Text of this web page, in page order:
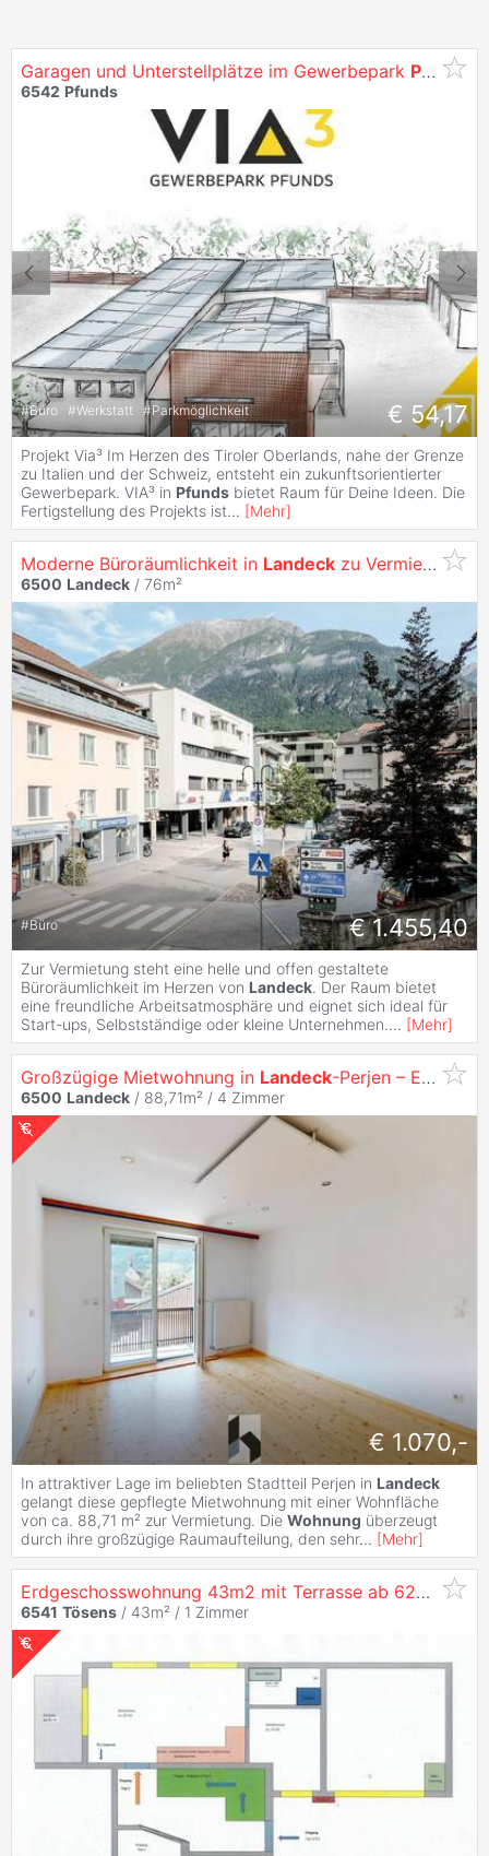
Garagen und Unterstellplätze im Gewerbepark Pfunds
6542 Pfunds
#Büro #Werkstatt #Parkmöglichkeit € 54,17
Projekt Via³ Im Herzen des Tiroler Oberlands, nahe der Grenze
zu Italien und der Schweiz, entsteht ein zukunftsorientierter
Gewerbepark. VIA³ in Pfunds bietet Raum für Deine Ideen. Die
Fertigstellung des Projekts ist... [Mehr]
Moderne Büroräumlichkeit in Landeck zu Vermieten
6500 Landeck / 76m²
#Büro € 1.455,40
Zur Vermietung steht eine helle und offen gestaltete
Büroräumlichkeit im Herzen von Landeck. Der Raum bietet
eine freundliche Arbeitsatmosphäre und eignet sich ideal für
Start-ups, Selbstständige oder kleine Unternehmen.... [Mehr]
Großzügige Mietwohnung in Landeck-Perjen – Einziehen und Wohlfühlen!
6500 Landeck / 88,71m² / 4 Zimmer
€ 1.070,-
In attraktiver Lage im beliebten Stadtteil Perjen in Landeck
gelangt diese gepflegte Mietwohnung mit einer Wohnfläche
von ca. 88,71 m² zur Vermietung. Die Wohnung überzeugt
durch ihre großzügige Raumaufteilung, den sehr... [Mehr]
Erdgeschosswohnung 43m2 mit Terrasse ab 620 Euro
6541 Tösens / 43m² / 1 Zimmer